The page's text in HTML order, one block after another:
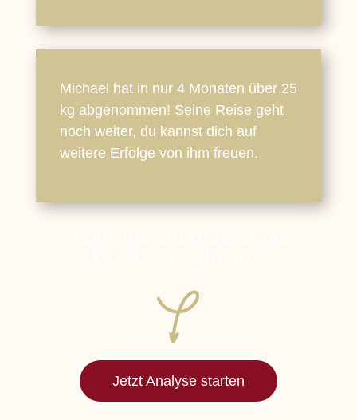
Michael hat in nur 4 Monaten über 25
kg abgenommen! Seine Reise geht
noch weiter, du kannst dich auf
weitere Erfolge von ihm freuen.
Jetzt Analyse starten